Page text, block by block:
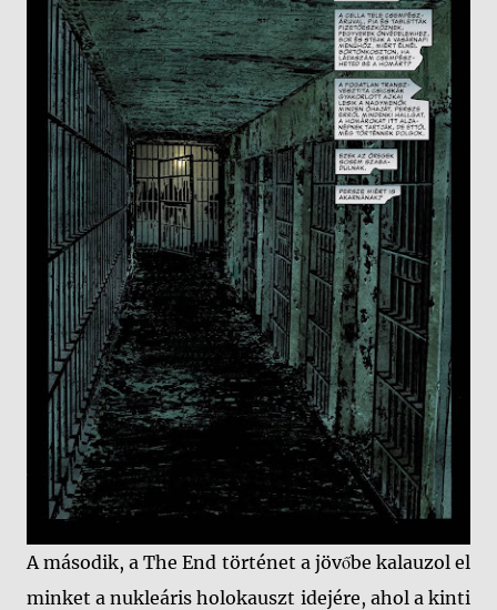
A második, a The End történet a jövőbe kalauzol el
minket a nukleáris holokauszt idejére, ahol a kinti